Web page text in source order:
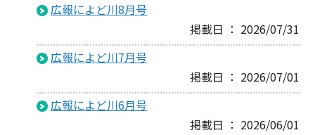
広報によど川8月号
掲載日 ： 2026/07/31
広報によど川7月号
掲載日 ： 2026/07/01
広報によど川6月号
掲載日 ： 2026/06/01